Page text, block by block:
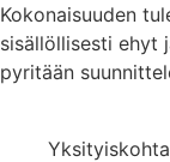
Kokonaisuuden
sisällöllisesti ehyt
pyritään